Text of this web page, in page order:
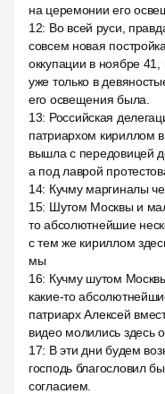
на церемонии его
12: Во всей руси,
совсем новая
оккупации в ноябре 41,
уже только в
его освещения была.
13: Российская
патриархом кириллом
вышла с передовицей
а под лаврой
14: Кучму маргиналы
15: Шутом Москвы и
то абсолютнейшие
с тем же кириллом
мы
16: Кучму шутом
какие-то
патриарх Алексей
видео молились здесь
17: В эти дни будем
господь благословил
согласием.